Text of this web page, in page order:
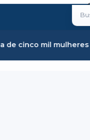
no
mil mulheres e